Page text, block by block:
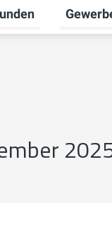
für Erneuerbare